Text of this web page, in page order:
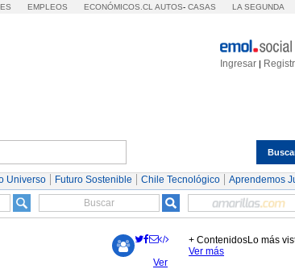
EMPLEOS ECONÓMICOS.CL AUTOS- CASAS LA SEGUNDA
Ingresar |
Universo Futuro Sostenible Chile Tecnológico Aprendemos
Ver
Lo más
+ Contenidos
Ver más